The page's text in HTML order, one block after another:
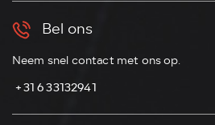
Bel ons
Neem snel contact met ons op.
⁠ ⁠+31 6 33132941